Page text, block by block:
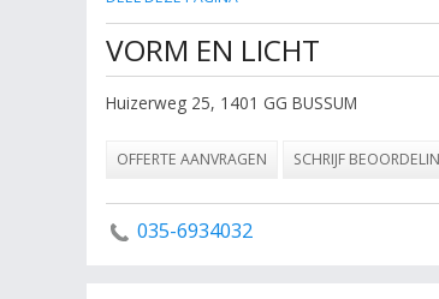
VORM EN LICHT
Huizerweg 25, 1401 GG BUSSUM
OFFERTE AANVRAGEN SCHRIJF
035-6934032